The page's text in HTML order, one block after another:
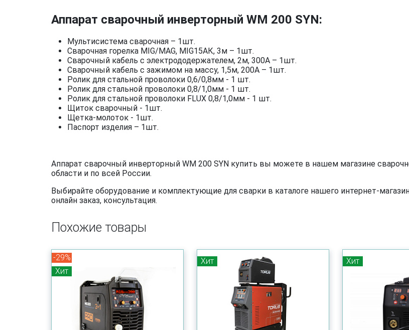
Аппарат сварочный инверторный WM 200 SYN:
Мультисистема сварочная – 1шт.
Сварочная горелка MIG/MAG, MIG15АК, 3м – 1шт.
Сварочный кабель с электрододержателем, 2м, 300А – 1шт.
Сварочный кабель с зажимом на массу, 1,5м, 200А – 1шт.
Ролик для стальной проволоки 0,6/0,8мм - 1 шт.
Ролик для стальной проволоки 0,8/1,0мм - 1 шт.
Ролик для стальной проволоки FLUX 0,8/1,0мм - 1 шт.
Щиток сварочный - 1шт.
Щетка-молоток - 1шт.
Паспорт изделия – 1шт.
Аппарат сварочный инверторный WM 200 SYN купить вы можете в нашем магазине
области и по всей России.
Выбирайте оборудование и комплектующие для сварки в каталоге нашего интернет-
онлайн заказ, консультация.
Похожие товары
-29%
Хит
Хит Хит